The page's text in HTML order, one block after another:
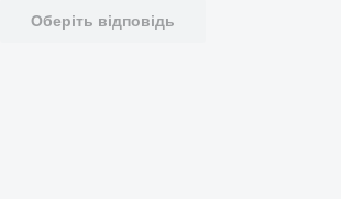
Оберіть відповідь